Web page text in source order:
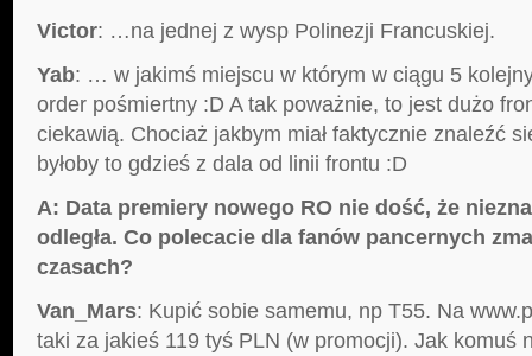
Victor: …na jednej z wysp Polinezji Francuskiej.
Yab: … w jakimś miejscu w którym w ciągu 5
order pośmiertny :D A tak poważnie, to jest dużo
ciekawią. Chociaż jakbym miał faktycznie znaleźć
byłoby to gdzieś z dala od linii frontu :D
A: Data premiery nowego RO nie dość, że
odległa. Co polecacie dla fanów pancernych
czasach?
Van_Mars: Kupić sobie samemu, np T55. Na
taki za jakieś 119 tyś PLN (w promocji). Jak komuś